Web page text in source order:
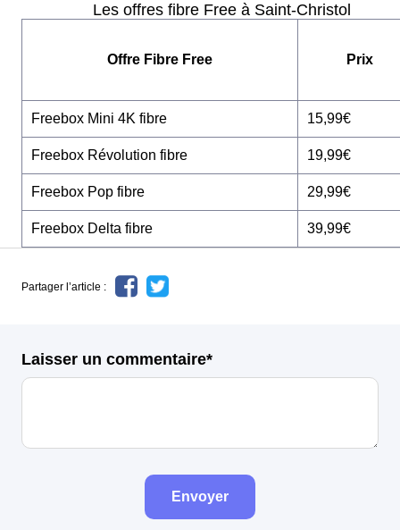
Les offres fibre Free à Saint-Christol
Offre Fibre Free Prix
Freebox Mini 4K fibre 15,99€
Freebox Révolution fibre 19,99€
Freebox Pop fibre 29,99€
Freebox Delta fibre 39,99€
Partager l’article :
Laisser un commentaire*
Envoyer